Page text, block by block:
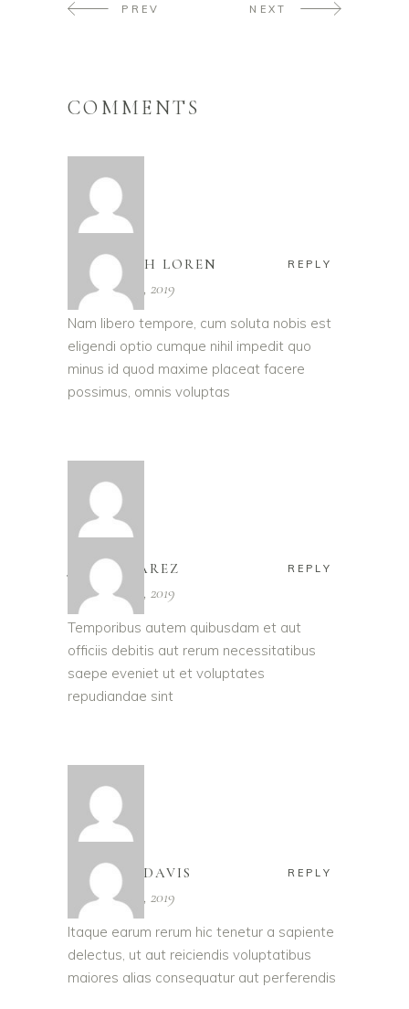
PREV NEXT
COMMENTS
ELIZABETH LOREN REPLY
November 26, 2019
Nam libero tempore, cum soluta nobis est
eligendi optio cumque nihil impedit quo
minus id quod maxime placeat facere
possimus, omnis voluptas
JEFF ALVAREZ REPLY
November 26, 2019
Temporibus autem quibusdam et aut
officiis debitis aut rerum necessitatibus
saepe eveniet ut et voluptates
repudiandae sint
TAMARA DAVIS REPLY
November 26, 2019
Itaque earum rerum hic tenetur a sapiente
delectus, ut aut reiciendis voluptatibus
maiores alias consequatur aut perferendis